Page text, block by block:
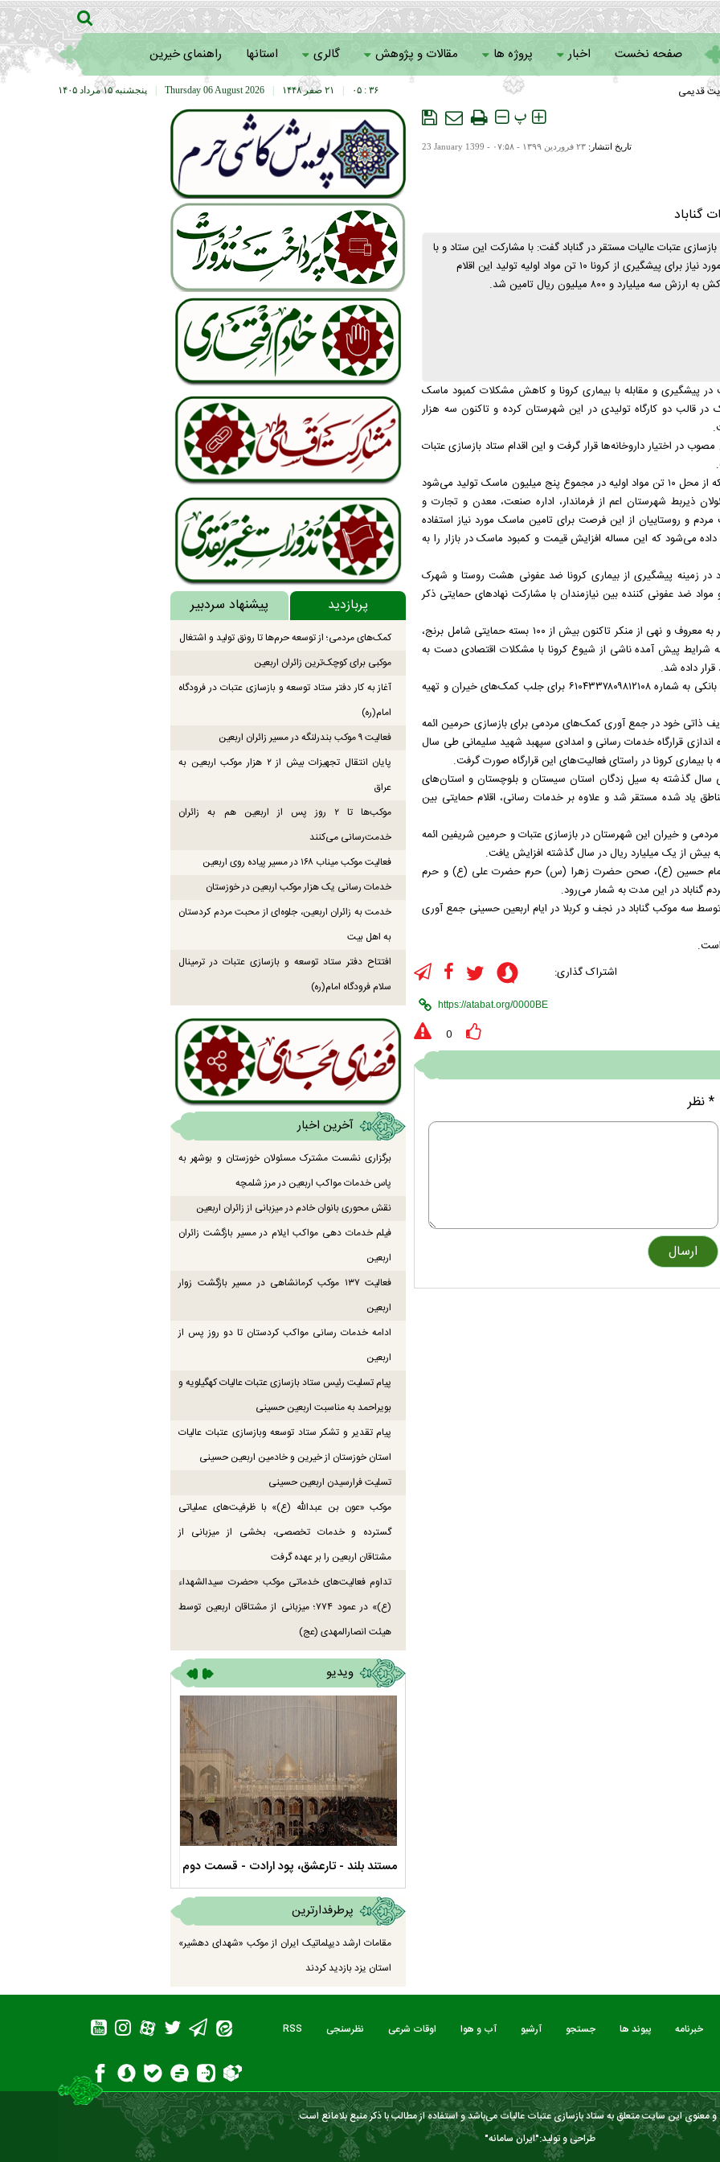
صفحه نخست اخبار پروژه ها مقالات و پژوهش گالری استانها راهنمای خیرین
سامانه خادمانقدیمی پنجشنبه ۱۵ مرداد ۱۴۰۵ Thursday 06 August 2026 ۲۱ صفر ۱۴۴۸ ۳۶ : ۰۵
پ
تاریخ انتشار: ۲۳ فروردين ۱۳۹۹ - ۰۷:۵۸ - 23 January 1399
گناباد
عتبات عالیات مستقر در گناباد گفت: با مشارکت این ستاد و با
هدف تامین ماسک مورد نیاز برای پیشگیری از کرونا ۱۰ تن مواد اولیه تولید این اقلام
میلیارد و ۸۰۰ میلیون ریال تامین شد.
در پیشگیری و مقابله با بیماری کرونا و کاهش مشکلات کمبود ماسک
در قالب دو کارگاه تولیدی در این شهرستان کرده و تاکنون سه هزار
و با نرخ مصوب در اختیار داروخانه‌ها قرار گرفت و این اقدام ستاد بازسازی عتبات
جانشین رئیس ستاد بازسازی عتبات عالیات مستقر در گناباد با اشاره به اینکه از محل ۱۰ تن مواد اولیه در مجموع پنج میلیون ماسک تولید می‌شود
تولید شده از مسئولان ذیربط شهرستان اعم از فرماندار، اداره صنعت، معدن و تجارت و
و روستاییان از این فرصت برای تامین ماسک مورد نیاز استفاده
می‌شود که این مساله افزایش قیمت و کمبود ماسک در بازار را به
در زمینه پیشگیری از بیماری کرونا ضد عفونی هشت روستا و شهرک
بهداشتی شامل ماسک و مواد ضد عفونی کننده بین نیازمندان با مشارکت نهاد‌های حمایتی ذکر
وی اظهار داشت: با مشارکت ستاد بازسازی عتبات عالیات و ستاد احیای امر به معروف و نهی از منکر تاکنون بیش از ۱۰۰ بسته حمایتی شامل برنج،
شرایط پیش آمده ناشی از شیوع کرونا با مشکلات اقتصادی دست به
داده شد.
جانشین رئیس ستاد بازسازی عتبات عالیات مستقر در گناباد گفت: حسابی بانکی به شماره ۶۱۰۴۳۳۷۸۰۹۸۱۲۱۰۸ برای جلب کمک‌های خیران و تهیه
وظایف ذاتی خود در جمع آوری کمک‌های مردمی برای بازسازی حرمین ائمه
قرارگاه خدمات رسانی و امدادی سپهبد شهید سلیمانی طی سال
بیماری کرونا در راستای فعالیت‌های این قرارگاه صورت گرفت.
سال گذشته به سیل زدگان استان سیستان و بلوچستان و استان‌های
یاد شده مستقر شد و علاوه بر خدمات رسانی، اقلام حمایتی بین
و خیران این شهرستان در بازسازی عتبات و حرمین شریفین ائمه
امام حسین (ع)، صحن حضرت زهرا (س) حرم حضرت علی (ع) و حرم
گناباد در این مدت به شمار می‌رود.
سال گذشته چهار میلیارد و ۵۰۰ میلیون ریال توسط سه موکب گناباد در نجف و کربلا در ایام اربعین حسینی جمع آوری
اشتراک گذاری:
0
* نظر
پربازدید پیشنهاد سردبیر
کمک‌های مردمی؛ از توسعه حرم‌ها تا رونق تولید و اشتغال
موکبی برای کوچک‌ترین زائران اربعین
آغاز به کار دفتر ستاد توسعه و بازسازی عتبات در فرودگاه
امام(ره)
فعالیت ۹ موکب بندرلنگه در مسیر زائران اربعین
پایان انتقال تجهیزات بیش از ۲ هزار موکب اربعین به
عراق
موکب‌ها تا ۲ روز پس از اربعین هم به زائران
خدمت‌رسانی می‌کنند
فعالیت موکب میناب ۱۶۸ در مسیر پیاده روی اربعین
خدمات رسانی یک هزار موکب اربعین در خوزستان
خدمت به زائران اربعین، جلوه‌ای از محبت مردم کردستان
به اهل بیت
افتتاح دفتر ستاد توسعه و بازسازی عتبات در ترمینال
سلام فرودگاه امام(ره)
آخرین اخبار
برگزاری نشست مشترک مسئولان خوزستان و بوشهر به
پاس خدمات مواکب اربعین در مرز شلمچه
نقش محوری بانوان خادم در میزبانی از زائران اربعین
فیلم خدمات دهی مواکب ایلام در مسیر بازگشت زائران
اربعین
فعالیت ۱۳۷ موکب کرمانشاهی در مسیر بازگشت زوار
اربعین
ادامه خدمات رسانی مواکب کردستان تا دو روز پس از
اربعین
پیام تسلیت رئیس ستاد بازسازی عتبات عالیات کهگیلویه و
بویراحمد به مناسبت اربعین حسینی
پیام تقدیر و تشکر ستاد توسعه وبازسازی عتبات عالیات
استان خوزستان از خیرین و خادمین اربعین حسینی
تسلیت فرارسیدن اربعین حسینی
موکب «عون بن عبدالله (ع)» با ظرفیت‌های عملیاتی
گسترده و خدمات تخصصی، بخشی از میزبانی از
مشتاقان اربعین را بر عهده گرفت
تداوم فعالیت‌های خدماتی موکب «حضرت سیدالشهداء
(ع)» در عمود ۷۷۴؛ میزبانی از مشتاقان اربعین توسط
هیئت انصارالمهدی (عج)
ویدیو
مستند بلند - تارعشق، پود ارادت - قسمت دوم
پرطرفدارترین
مقامات ارشد دیپلماتیک ایران از موکب «شهدای دهشیر»
استان یزد بازدید کردند
خبرنامه پیوند ها جستجو آرشیو آب و هوا اوقات شرعی نظرسنجی RSS
معنوی این سایت متعلق به ستاد بازسازی عتبات عالیات می‌باشد و استفاده از مطالب با ذکر منبع بلامانع است.
طراحی و تولید:"ایران سامانه"